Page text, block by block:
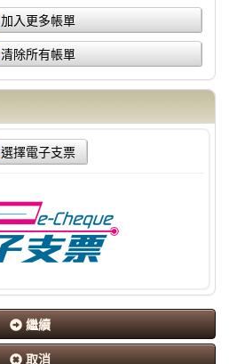
加入更多帳單
清除所有帳單
選擇電子支票
繼續
取消